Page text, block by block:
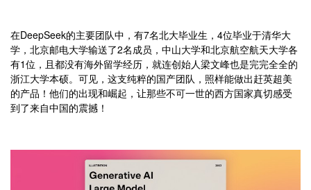
在DeepSeek的主要团队中，有7名北大毕业生，4位毕业于清华大
学，北京邮电大学输送了2名成员，中山大学和北京航空航天大学各
有1位，且都没有海外留学经历，就连创始人梁文峰也是完完全全的
浙江大学本硕。可见，这支纯粹的国产团队，照样能做出赶英超美
的产品！他们的出现和崛起，让那些不可一世的西方国家真切感受
到了来自中国的震撼！